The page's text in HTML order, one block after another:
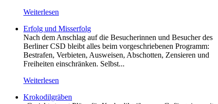
Weiterlesen
Erfolg und Misserfolg
Nach dem Anschlag auf die Besucherinnen und Besucher des
Berliner CSD bleibt alles beim vorgeschriebenen Programm:
Bestrafen, Verbieten, Ausweisen, Abschotten, Zensieren und
Freiheiten einschränken. Selbst...
Weiterlesen
Krokodilgräben